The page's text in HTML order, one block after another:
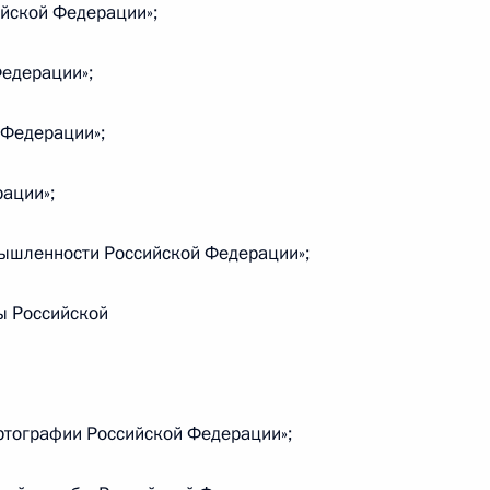
об охране окружающей среды внесены
памяти погибших при защите
Федерации»;
Российской Федерации»;
Российской
Российской Федерации»;